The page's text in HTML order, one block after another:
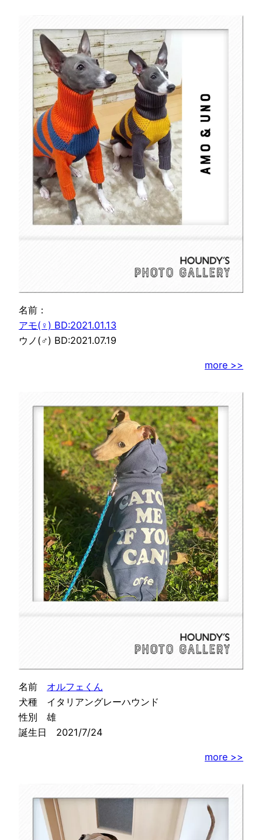
名前：
アモ(♀) BD:2021.01.13
ウノ(♂) BD:2021.07.19
more >>
名前 オルフェくん
犬種 イタリアングレーハウンド
性別 雄
誕生日 2021/7/24
more >>